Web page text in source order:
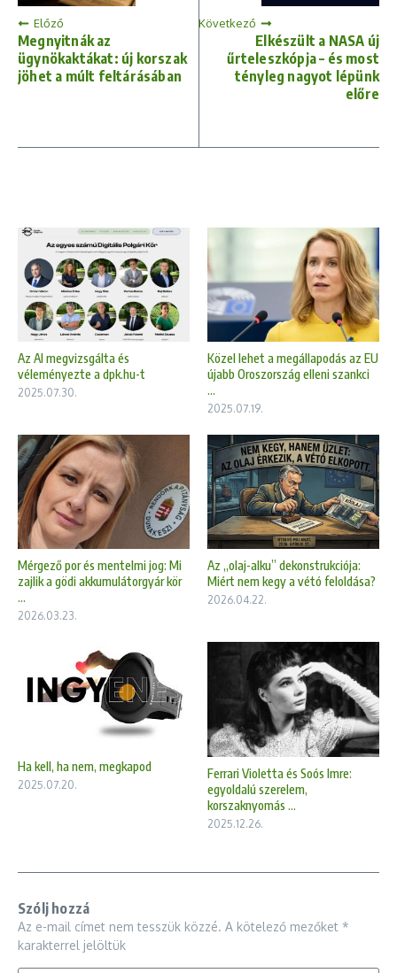
Előző
Megnyitnák az
ügynökaktákat: új korszak
jöhet a múlt feltárásában
Következő
Elkészült a NASA új
űrteleszkópja – és most
tényleg nagyot lépünk
előre
Az AI megvizsgálta és
véleményezte a dpk.hu-t
2025.07.30.
Közel lehet a megállapodás az EU
újabb Oroszország elleni szankci
...
2025.07.19.
Mérgező por és mentelmi jog: Mi
zajlik a gödi akkumulátorgyár kör
...
2026.03.23.
Az „olaj-alku” dekonstrukciója:
Miért nem kegy a vétó feloldása?
2026.04.22.
Ha kell, ha nem, megkapod
2025.07.20.
Ferrari Violetta és Soós Imre:
egyoldalú szerelem,
korszaknyomás ...
2025.12.26.
Szólj hozzá
Az e-mail címet nem tesszük közzé. A kötelező mezőket *
karakterrel jelöltük